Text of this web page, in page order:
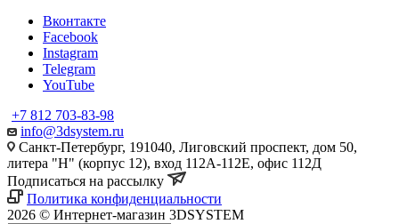
Вконтакте
Facebook
Instagram
Telegram
YouTube
+7 812 703-83-98
info@3dsystem.ru
Санкт-Петербург, 191040, Лиговский проспект, дом 50,
литера "Н" (корпус 12), вход 112А-112Е, офис 112Д
Подписаться на рассылку
Политика конфиденциальности
2026 © Интернет-магазин 3DSYSTEM